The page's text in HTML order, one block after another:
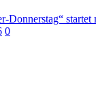
Donnerstag“
0